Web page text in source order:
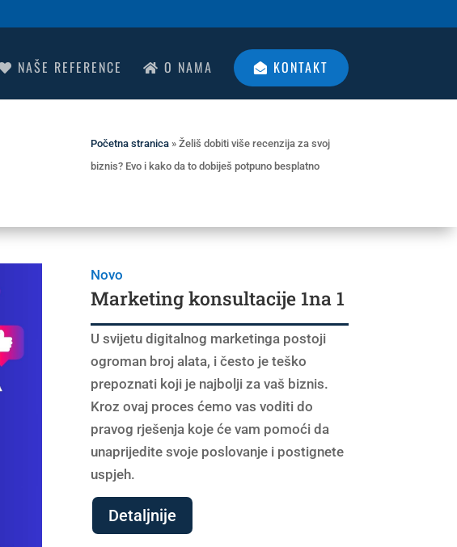
NAŠE REFERENCE O NAMA KONTAKT
Početna stranica» Želiš dobiti više recenzija za svoj
biznis? Evo i kako da to dobiješ potpuno besplatno
Novo
Marketing konsultacije 1na 1
U svijetu digitalnog marketinga postoji
ogroman broj alata, i često je teško
prepoznati koji je najbolji za vaš biznis.
Kroz ovaj proces ćemo vas voditi do
pravog rješenja koje će vam pomoći da
unaprijedite svoje poslovanje i postignete
uspjeh.
Detaljnije